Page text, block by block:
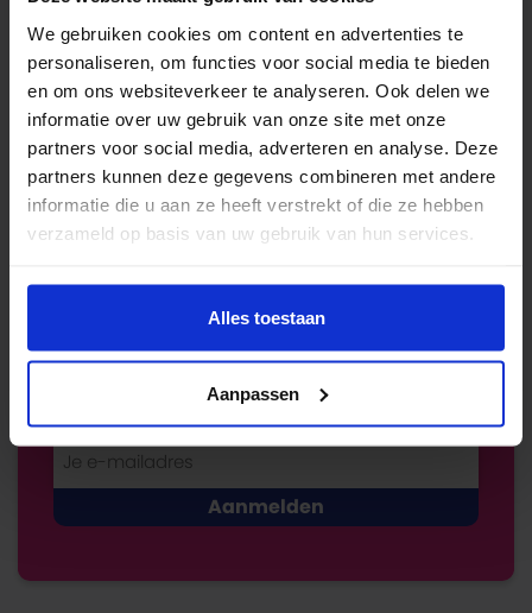
We gebruiken cookies om content en advertenties te
personaliseren, om functies voor social media te bieden
en om ons websiteverkeer te analyseren. Ook delen we
informatie over uw gebruik van onze site met onze
partners voor social media, adverteren en analyse. Deze
partners kunnen deze gegevens combineren met andere
informatie die u aan ze heeft verstrekt of die ze hebben
verzameld op basis van uw gebruik van hun services.
Alles toestaan
Aanpassen
Energie
Economie
Fiscaal
Bespaartips
Tip: ontvang de actuele rente via
e-mail